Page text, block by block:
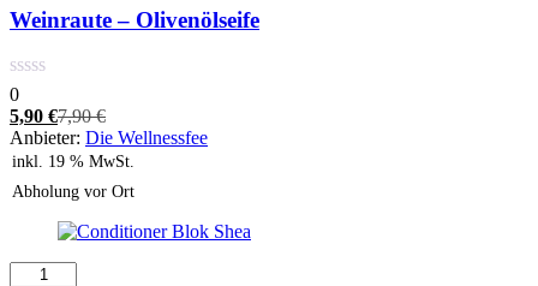
Menge
Weinraute – Olivenölseife
0
5,90 €Aktueller
Preis
ist:
7,90€Ursprünglicher
Preis
war:
7,90 €
Anbieter: Die Wellnessfee
inkl. 19 % MwSt.
Abholung vor Ort
Conditioner